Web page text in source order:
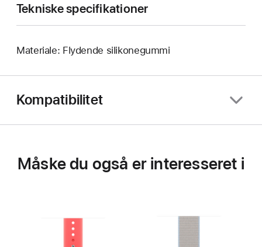
Tekniske specifikationer
Materiale: Flydende silikonegummi
Kompatibilitet
Måske du også er interesseret i